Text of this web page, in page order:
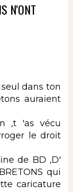
N'ONT
dans ton
auraient
,t 'as vécu
le droit
de BD ,D'
qui
caricature